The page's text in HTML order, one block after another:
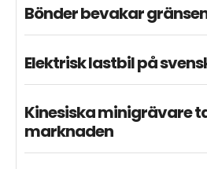
Bönder bevakar
Elektrisk lastbil på
Kinesiska minigrävare
marknaden